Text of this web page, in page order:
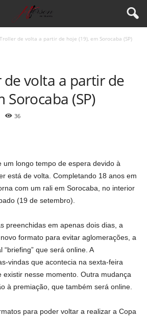
de volta a partir de hoje (19), em Sorocaba (SP)
de volta a partir de
Sorocaba (SP)
36
um longo tempo de espera devido à
está de volta. Completando 18 anos em
com um rali em Sorocaba, no interior
(19 de setembro).
preenchidas em apenas dois dias, a
formato para evitar aglomerações, a
que será online. A
vindas que acontecia na sexta-feira
existir nesse momento. Outra mudança
à premiação, que também será online.
para poder voltar a realizar a Copa